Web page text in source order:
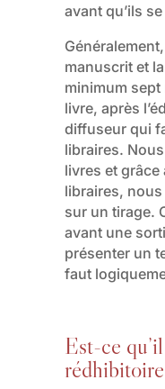
avant qu’ils
manuscrit et
minimum sept
livre, après
diffuseurqui
libraires.
livres et grâce
libraires, nous
sur un tirage.
avant une
présenter un
faut
Est-ce